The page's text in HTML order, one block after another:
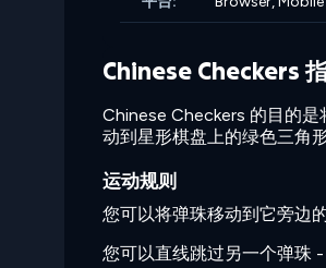
Chinese Checkers
Chinese Checkers 的目的
动到星形棋盘上的绿色三角形
运动规则
您可以将弹珠移动到它旁边的
您可以直线跳过另一个弹珠 -